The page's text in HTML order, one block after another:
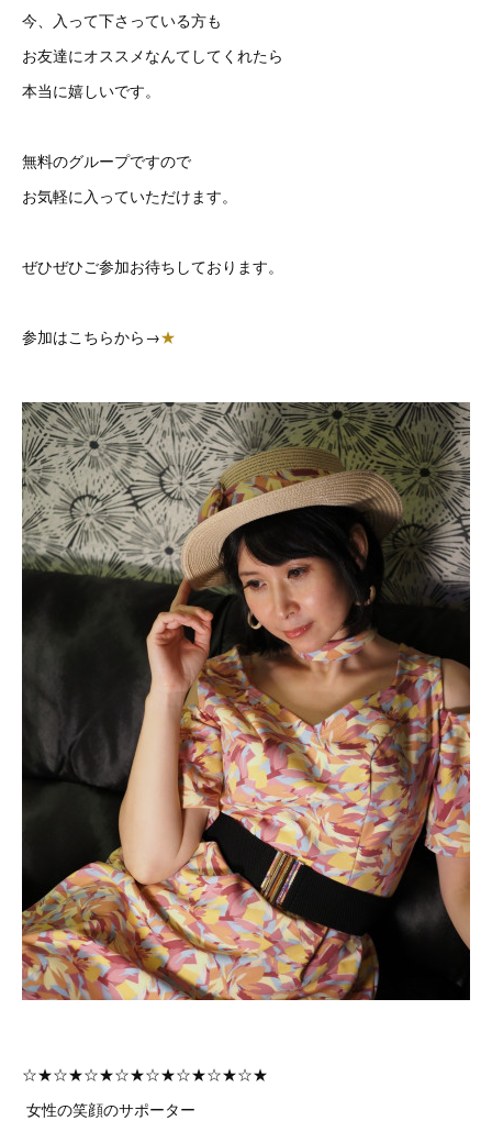
今、入って下さっている方も
お友達にオススメなんてしてくれたら
本当に嬉しいです。
無料のグループですので
お気軽に入っていただけます。
ぜひぜひご参加お待ちしております。
参加はこちらから→★
☆★☆★☆★☆★☆★☆★☆★☆★
女性の笑顔のサポーター